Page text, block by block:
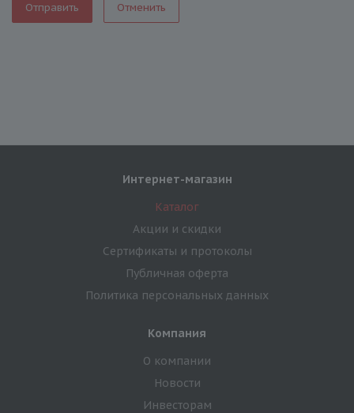
Отменить
Интернет-магазин
Каталог
Акции и скидки
Сертификаты и протоколы
Публичная оферта
Политика персональных данных
Компания
О компании
Новости
Инвесторам